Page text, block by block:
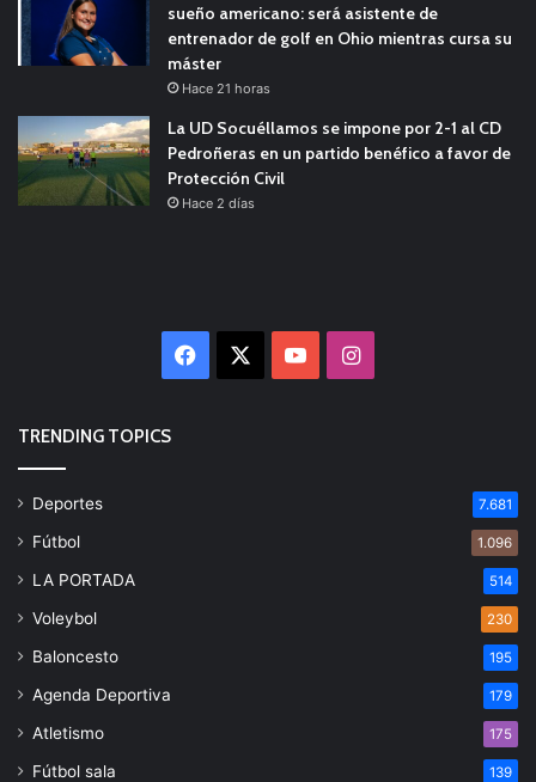
sueño americano: será asistente de
entrenador de golf en Ohio mientras cursa su
máster
Hace 21 horas
La UD Socuéllamos se impone por 2-1 al CD
Pedroñeras en un partido benéfico a favor de
Protección Civil
Hace 2 días
Facebook YouTubeInstagram
TRENDING TOPICS
Deportes 7.681
Fútbol 1.096
LA PORTADA 514
Voleybol 230
Baloncesto 195
Agenda Deportiva 179
Atletismo 175
Fútbol sala 139